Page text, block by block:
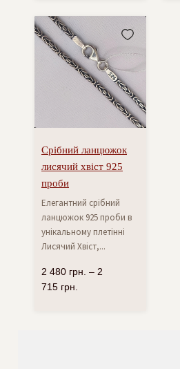
Срібний ланцюжок
лисячий хвіст 925
проби
Елегантний срібний
ланцюжок 925 проби в
унікальному плетінні
Лисячий Хвіст,...
2 480 грн. – 2
715 грн.